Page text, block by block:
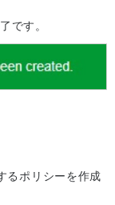
です。
るポリシーを作成